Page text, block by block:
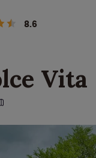
8.6
Vita